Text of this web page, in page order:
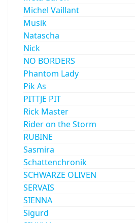
Michel Vaillant
Musik
Natascha
Nick
NO BORDERS
Phantom Lady
Pik As
PITTJE PIT
Rick Master
Rider on the Storm
RUBINE
Sasmira
Schattenchronik
SCHWARZE OLIVEN
SERVAIS
SIENNA
Sigurd